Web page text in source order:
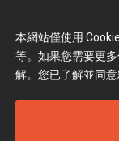
本網站僅使用
等。如果您需要更
解。您已了解並同